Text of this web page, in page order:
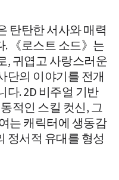
탄탄한 서사와 매력
《로스트 소드》는
, 귀엽고 사랑스러운
단의 이야기를 전개
. 2D 비주얼 기반
적인 스킬 컷신, 그
는 캐릭터에 생동감
정서적 유대를 형성